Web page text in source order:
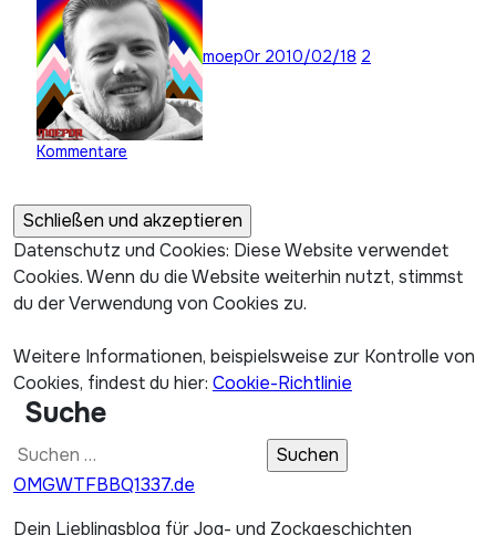
moep0r 2010/02/18 2
Kommentare
Datenschutz und Cookies: Diese Website verwendet
Cookies. Wenn du die Website weiterhin nutzt, stimmst
du der Verwendung von Cookies zu.
Weitere Informationen, beispielsweise zur Kontrolle von
Cookies, findest du hier: Cookie-Richtlinie
Suche
Suchen
nach:
OMGWTFBBQ1337.de
Dein Lieblingsblog für Jog- und Zockgeschichten